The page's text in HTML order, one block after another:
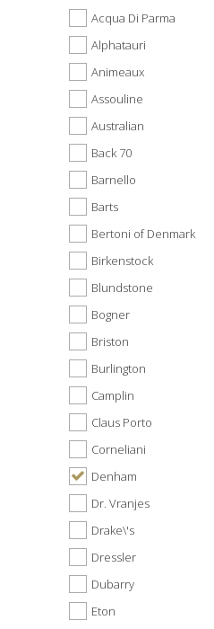
Acqua Di Parma
Alphatauri
Animeaux
Assouline
Australian
Back 70
Barnello
Barts
Bertoni of Denmark
Birkenstock
Blundstone
Bogner
Briston
Burlington
Camplin
Claus Porto
Corneliani
Denham
Dr. Vranjes
Drake\'s
Dressler
Dubarry
Eton